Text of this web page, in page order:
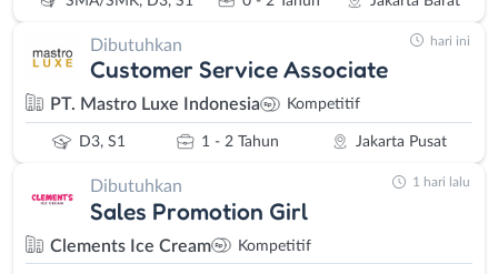
Dibutuhkan
Customer Service Associate
PT. Mastro Luxe Indonesia Kompetitif
D3, S1 1 - 2 Tahun Jakarta Pusat
hari ini
Dibutuhkan
Sales Promotion Girl
Clements Ice Cream Kompetitif
1 hari lalu